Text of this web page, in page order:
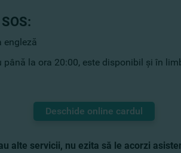
engleză
la ora 20:00, este disponibil și în
Deschide online cardul
alte servicii, nu ezita să le acorzi